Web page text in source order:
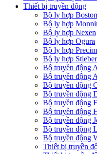
Thiết bị truyền động
Bộ ly hợp
Bộ ly hợp
Bộ ly hợp Nexen
Bộ ly hợp Ogura
Bộ ly hợp
Bộ ly hợp Stieber
Bộ truyền động
Bộ truyền động
Bộ truyền động
Bộ truyền động
Bộ truyền động
Bộ truyền động
Bộ truyền động
Bộ truyền động
Bộ truyền động
Thiết bị truyền